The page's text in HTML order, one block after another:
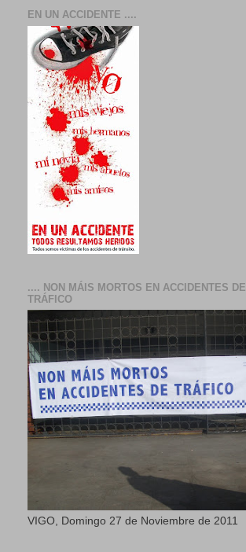
EN UN ACCIDENTE ....
.... NON MÁIS MORTOS EN ACCIDENTES DE
TRÁFICO
VIGO, Domingo 27 de Noviembre de 2011